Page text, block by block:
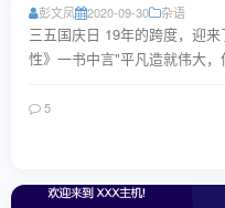
彭文凤 2020-09-30 杂语
三五国庆日 19年的跨度，迎
性》一书中言"平凡造就伟大
5